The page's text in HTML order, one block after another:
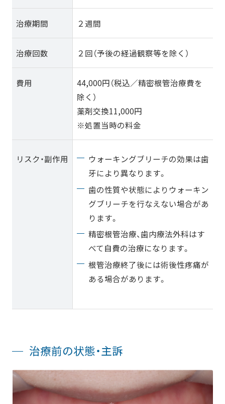
治療期間 ２週間
治療回数 ２回（予後の経過観察等を除く）
費用
44,000円（税込／精密根管治療費を
除く）
薬剤交換11,000円
※処置当時の料金
リスク・副作用
ウォーキングブリーチの効果は歯
牙により異なります。
歯の性質や状態によりウォーキン
グブリーチを行なえない場合があ
ります。
精密根管治療、歯内療法外科はす
べて自費の治療になります。
根管治療終了後には術後性疼痛が
ある場合があります。
治療前の状態・主訴